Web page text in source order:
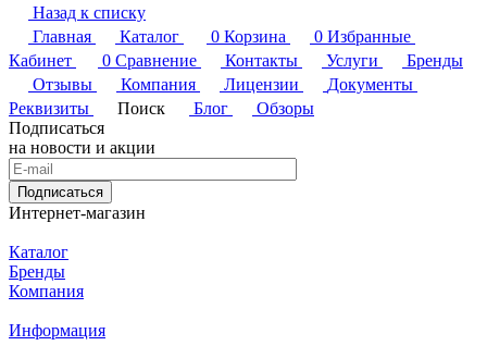
Назад к списку
Главная
Каталог 0 Корзина 0 Избранные
Кабинет
0 Сравнение Контакты Услуги
Бренды
Отзывы
Компания Лицензии
Документы
Реквизиты
Поиск Блог
Обзоры
Подписаться
на новости и акции
Подписаться
Интернет-магазин
Каталог
Бренды
Компания
Информация